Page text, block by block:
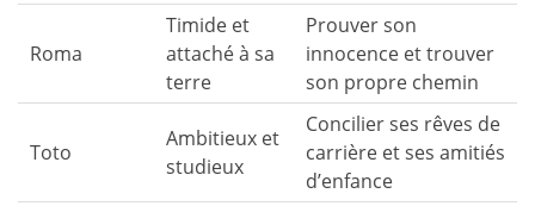
Roma
Timide et
attaché à sa
terre
Prouver son
innocence et trouver
son propre chemin
Toto
Ambitieux et
studieux
Concilier ses rêves de
carrière et ses amitiés
d’enfance